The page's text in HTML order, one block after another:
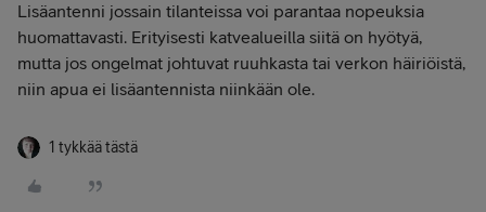
Lisäantenni jossain tilanteissa voi parantaa nopeuksia
huomattavasti. Erityisesti katvealueilla siitä on hyötyä,
mutta jos ongelmat johtuvat ruuhkasta tai verkon häiriöistä,
niin apua ei lisäantennista niinkään ole.
1 tykkää tästä